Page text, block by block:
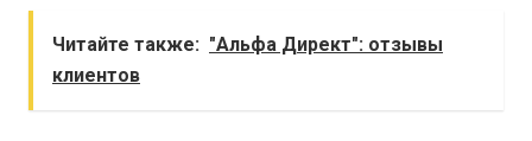
Читайте также: "Альфа Директ": отзывы
клиентов